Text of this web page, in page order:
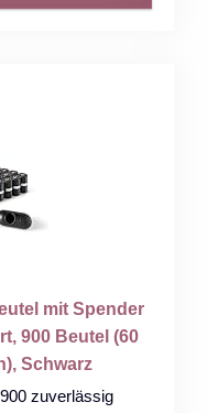
mit Spender
900 Beutel (60
Schwarz
zuverlässig